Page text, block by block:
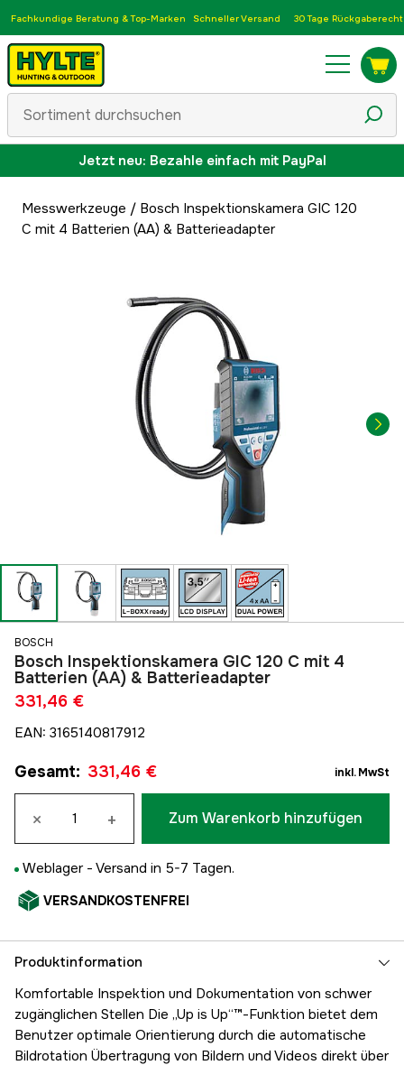
Fachkundige Beratung & Top-Marken Schneller Versand 30 Tage Rückgaberecht
Jetzt neu: Bezahle einfach mit PayPal
Messwerkzeuge / Bosch Inspektionskamera GIC 120
C mit 4 Batterien (AA) & Batterieadapter
BOSCH
Bosch Inspektionskamera GIC 120 C mit 4
Batterien (AA) & Batterieadapter
331,46 €
EAN: 3165140817912
Gesamt: 331,46 € inkl. MwSt
× + Zum Warenkorb hinzufügen
Weblager - Versand in 5-7 Tagen.
VERSANDKOSTENFREI
Produktinformation
Komfortable Inspektion und Dokumentation von schwer
zugänglichen Stellen Die „Up is Up“™-Funktion bietet dem
Benutzer optimale Orientierung durch die automatische
Bildrotation Übertragung von Bildern und Videos direkt über